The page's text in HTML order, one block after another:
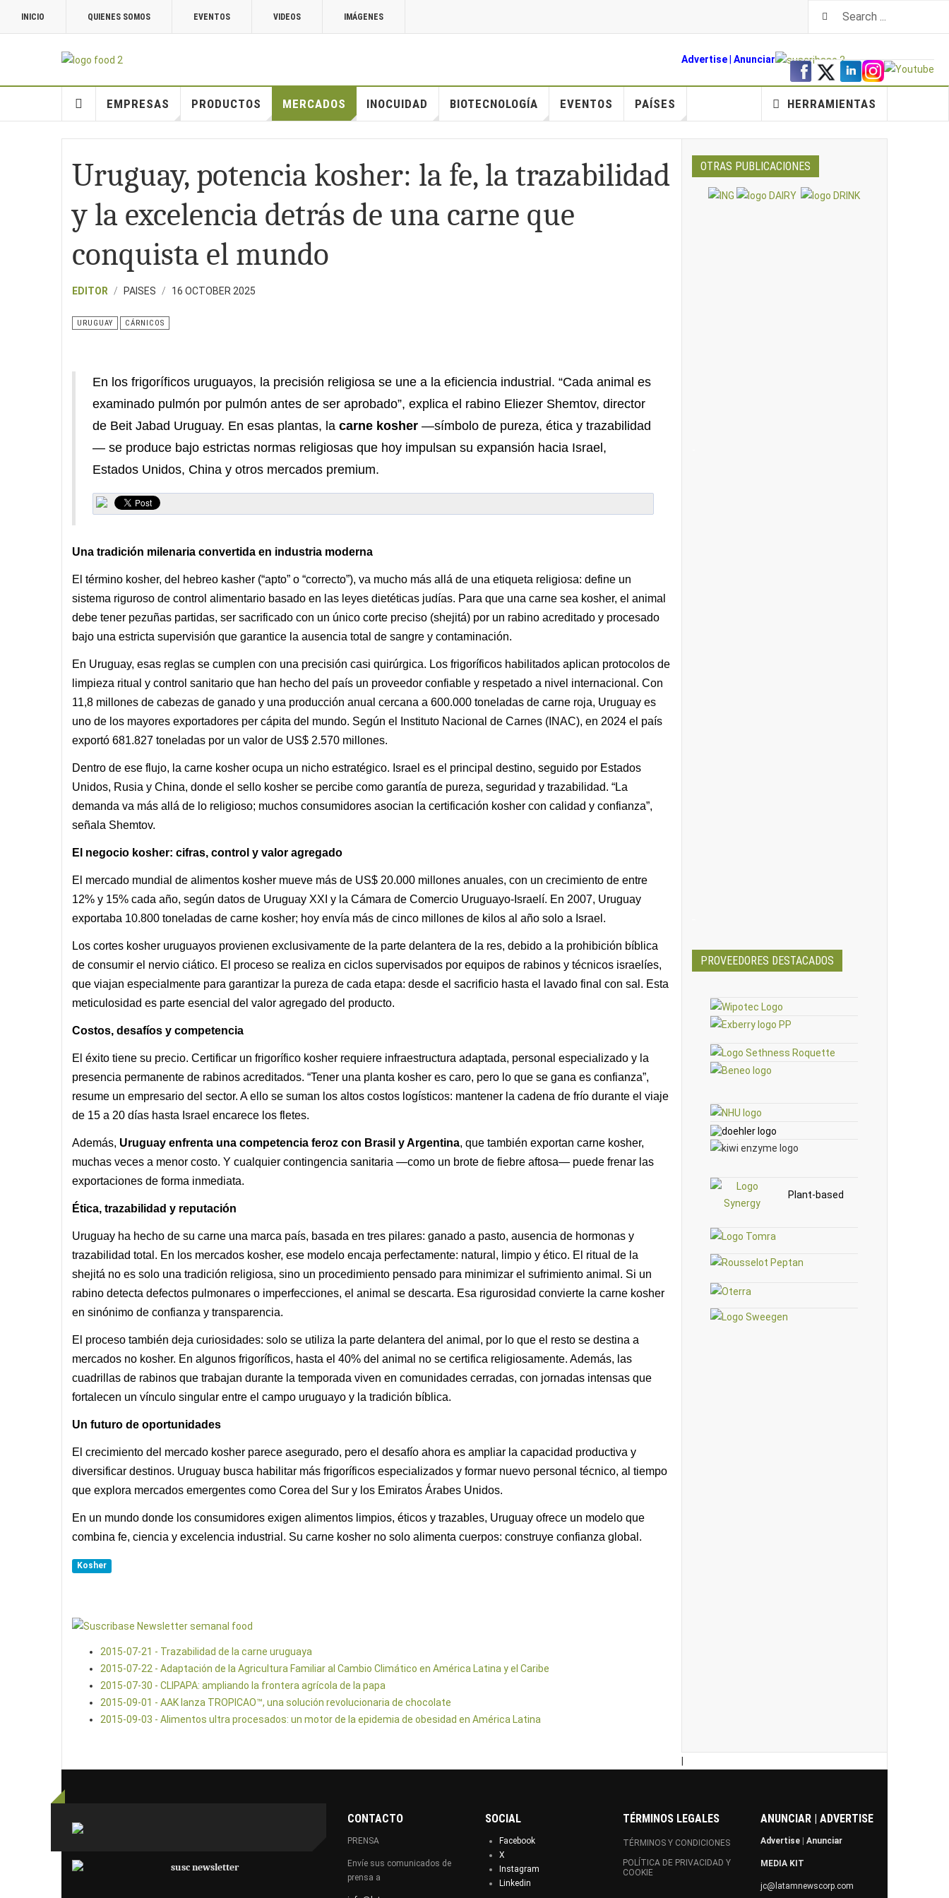
INICIO QUIENES SOMOS EVENTOS VIDEOS IMÁGENES
Advertise| Anunciar
EMPRESAS PRODUCTOS MERCADOS INOCUIDAD BIOTECNOLOGÍA EVENTOS PAÍSES HERRAMIENTAS
Uruguay, potencia kosher: la fe, la trazabilidad
y la excelencia detrás de una carne que
conquista el mundo
EDITOR PAISES 16 OCTOBER 2025
URUGUAY CÁRNICOS
En los frigoríficos uruguayos, la precisión religiosa se une a la eficiencia industrial. “Cada animal es
examinado pulmón por pulmón antes de ser aprobado”, explica el rabino Eliezer Shemtov, director
de Beit Jabad Uruguay. En esas plantas, la carne kosher —símbolo de pureza, ética y trazabilidad
— se produce bajo estrictas normas religiosas que hoy impulsan su expansión hacia Israel,
Estados Unidos, China y otros mercados premium.
Una tradición milenaria convertida en industria moderna
El término kosher, del hebreo kasher (“apto” o “correcto”), va mucho más allá de una etiqueta religiosa: define un
sistema riguroso de control alimentario basado en las leyes dietéticas judías. Para que una carne sea kosher, el animal
debe tener pezuñas partidas, ser sacrificado con un único corte preciso (shejitá) por un rabino acreditado y procesado
bajo una estricta supervisión que garantice la ausencia total de sangre y contaminación.
En Uruguay, esas reglas se cumplen con una precisión casi quirúrgica. Los frigoríficos habilitados aplican protocolos de
limpieza ritual y control sanitario que han hecho del país un proveedor confiable y respetado a nivel internacional. Con
11,8 millones de cabezas de ganado y una producción anual cercana a 600.000 toneladas de carne roja, Uruguay es
uno de los mayores exportadores per cápita del mundo. Según el Instituto Nacional de Carnes (INAC), en 2024 el país
exportó 681.827 toneladas por un valor de US$ 2.570 millones.
Dentro de ese flujo, la carne kosher ocupa un nicho estratégico. Israel es el principal destino, seguido por Estados
Unidos, Rusia y China, donde el sello kosher se percibe como garantía de pureza, seguridad y trazabilidad. “La
demanda va más allá de lo religioso; muchos consumidores asocian la certificación kosher con calidad y confianza”,
señala Shemtov.
El negocio kosher: cifras, control y valor agregado
El mercado mundial de alimentos kosher mueve más de US$ 20.000 millones anuales, con un crecimiento de entre
12% y 15% cada año, según datos de Uruguay XXI y la Cámara de Comercio Uruguayo-Israelí. En 2007, Uruguay
exportaba 10.800 toneladas de carne kosher; hoy envía más de cinco millones de kilos al año solo a Israel.
Los cortes kosher uruguayos provienen exclusivamente de la parte delantera de la res, debido a la prohibición bíblica
de consumir el nervio ciático. El proceso se realiza en ciclos supervisados por equipos de rabinos y técnicos israelíes,
que viajan especialmente para garantizar la pureza de cada etapa: desde el sacrificio hasta el lavado final con sal. Esta
meticulosidad es parte esencial del valor agregado del producto.
Costos, desafíos y competencia
El éxito tiene su precio. Certificar un frigorífico kosher requiere infraestructura adaptada, personal especializado y la
presencia permanente de rabinos acreditados. “Tener una planta kosher es caro, pero lo que se gana es confianza”,
resume un empresario del sector. A ello se suman los altos costos logísticos: mantener la cadena de frío durante el viaje
de 15 a 20 días hasta Israel encarece los fletes.
Además, Uruguay enfrenta una competencia feroz con Brasil y Argentina, que también exportan carne kosher,
muchas veces a menor costo. Y cualquier contingencia sanitaria —como un brote de fiebre aftosa— puede frenar las
exportaciones de forma inmediata.
Ética, trazabilidad y reputación
Uruguay ha hecho de su carne una marca país, basada en tres pilares: ganado a pasto, ausencia de hormonas y
trazabilidad total. En los mercados kosher, ese modelo encaja perfectamente: natural, limpio y ético. El ritual de la
shejitá no es solo una tradición religiosa, sino un procedimiento pensado para minimizar el sufrimiento animal. Si un
rabino detecta defectos pulmonares o imperfecciones, el animal se descarta. Esa rigurosidad convierte la carne kosher
en sinónimo de confianza y transparencia.
El proceso también deja curiosidades: solo se utiliza la parte delantera del animal, por lo que el resto se destina a
mercados no kosher. En algunos frigoríficos, hasta el 40% del animal no se certifica religiosamente. Además, las
cuadrillas de rabinos que trabajan durante la temporada viven en comunidades cerradas, con jornadas intensas que
fortalecen un vínculo singular entre el campo uruguayo y la tradición bíblica.
Un futuro de oportunidades
El crecimiento del mercado kosher parece asegurado, pero el desafío ahora es ampliar la capacidad productiva y
diversificar destinos. Uruguay busca habilitar más frigoríficos especializados y formar nuevo personal técnico, al tiempo
que explora mercados emergentes como Corea del Sur y los Emiratos Árabes Unidos.
En un mundo donde los consumidores exigen alimentos limpios, éticos y trazables, Uruguay ofrece un modelo que
combina fe, ciencia y excelencia industrial. Su carne kosher no solo alimenta cuerpos: construye confianza global.
Kosher
2015-07-21 - Trazabilidad de la carne uruguaya
2015-07-22 - Adaptación de la Agricultura Familiar al Cambio Climático en América Latina y el Caribe
2015-07-30 - CLIPAPA: ampliando la frontera agrícola de la papa
2015-09-01 - AAK lanza TROPICAO™, una solución revolucionaria de chocolate
2015-09-03 - Alimentos ultra procesados: un motor de la epidemia de obesidad en América Latina
OTRAS PUBLICACIONES
PROVEEDORES DESTACADOS
Plant-based
CONTACTO
PRENSA
Envíe sus comunicados de
prensa a
SOCIAL
Facebook
X
Instagram
Linkedin
TÉRMINOS LEGALES
TÉRMINOS Y CONDICIONES
POLÍTICA DE PRIVACIDAD Y
COOKIE
ANUNCIAR | ADVERTISE
Advertise Anunciar
MEDIA KIT
jc@latamnewscorp.com